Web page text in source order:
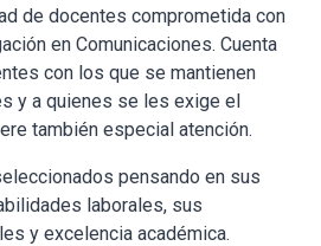
de docentes comprometida con
en Comunicaciones. Cuenta
con los que se mantienen
y a quienes se les exige el
también especial atención.
pensando en sus
laborales, sus
y excelencia académica.